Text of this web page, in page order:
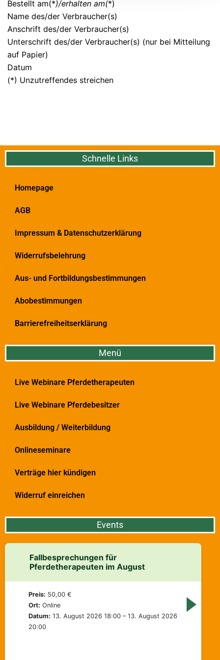
Bestellt am(*)/erhalten am(*)
Name des/der Verbraucher(s)
Anschrift des/der Verbraucher(s)
Unterschrift des/der Verbraucher(s) (nur bei Mitteilung
auf Papier)
Datum
(*) Unzutreffendes streichen
Schnelle Links
Homepage
AGB
Impressum & Datenschutzerklärung
Widerrufsbelehrung
Aus- und Fortbildungsbestimmungen
Abobestimmungen
Barrierefreiheitserklärung
Menü
Live Webinare Pferdetherapeuten
Live Webinare Pferdebesitzer
Ausbildung / Weiterbildung
Onlineseminare
Verträge hier kündigen
Widerruf einreichen
Events
Fallbesprechungen für
Pferdetherapeuten im August
Preis: 50,00 €
Ort: Online
Datum: 13. August 2026 18:00 – 13. August 2026
20:00